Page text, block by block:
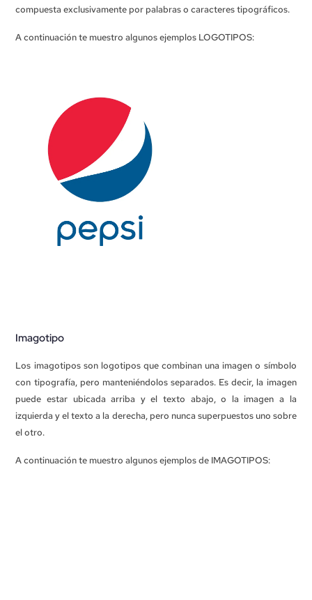
compuesta exclusivamente por palabras o caracteres tipográficos.
A continuación te muestro algunos ejemplos LOGOTIPOS:
Imagotipo
Los imagotipos son logotipos que combinan una imagen o símbolo
con tipografía, pero manteniéndolos separados. Es decir, la imagen
puede estar ubicada arriba y el texto abajo, o la imagen a la
izquierda y el texto a la derecha, pero nunca superpuestos uno sobre
el otro.
A continuación te muestro algunos ejemplos de IMAGOTIPOS: